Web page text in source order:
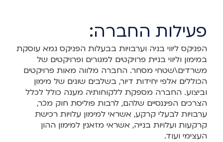
פעילות החברה:
הפניקס ליווי בניה וערבויות בבעלות הפניקס גמא עוסקת
במימון וליווי בניית פרויקטים למגורים ופרויקטים של
משרדים\שטחי מסחר. החברה מלווה מאות פרויקטים
הכוללים אלפי יחידות דיור, בשלבים שונים של מימון
וביצוע. החברה מספקת ללקוחותיה מענה כולל לכלל
הצרכים הפיננסיים שלהם, לרבות פוליסת חוק מכר,
ערבויות לבעלי קרקע, אשראי למימון עלויות רכישת
קרקעות ועלויות בנייה, אשראי מזאנין למימון ההון
העצימי ועוד.